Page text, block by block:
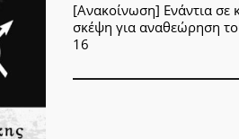
[Ανακοίνωση] Ενάντια σε
σκέψη για αναθεώρηση
16